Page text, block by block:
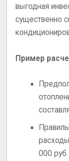
выгодная
существенно
Пример
000 руб.